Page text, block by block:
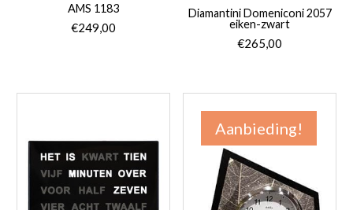
AMS 1183
€249,00
Diamantini Domeniconi 2057
eiken-zwart
€265,00
Aanbieding!